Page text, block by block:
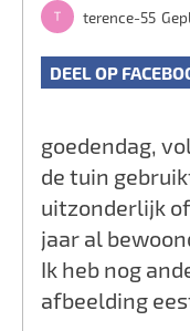
terence-55
DEEL OP
goedendag,
de tuin
uitzonderlijk
jaar al
Ik heb nog
afbeelding